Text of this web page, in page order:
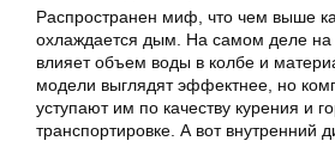
Распространен миф, что чем выше
охлаждается дым. На самом деле
влияет объем воды в колбе и
модели выглядят эффектнее, но
уступают им по качеству курения и
транспортировке. А вот внутренний